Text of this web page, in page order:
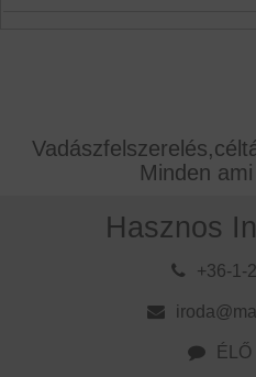
Minden
Hasznos
+36-1-